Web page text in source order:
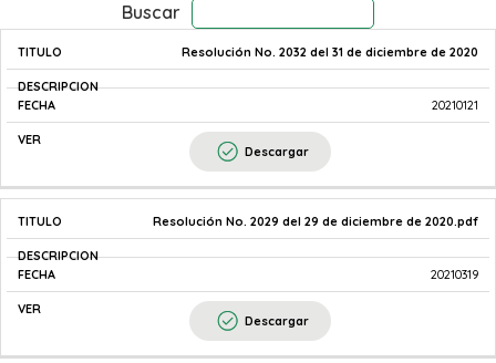
Buscar
TITULO DESCRIPCION FECHA
Resolución No. 2032 del 31 de diciembre de 2020
20210121
Descargar
Resolución No. 2029 del 29 de diciembre de 2020.pdf
20210319
Descargar